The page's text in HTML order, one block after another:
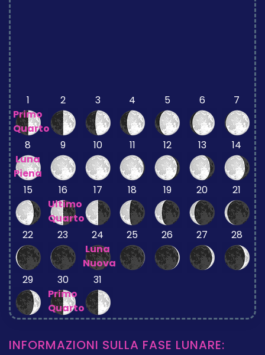
1
Primo
Quarto
2 3 4 5 6 7
8
Luna
Piena
9 10 11 12 13 14
15
16
Ultimo
Quarto
17 18 19 20 21
22 23
24
Luna
Nuova
25 26 27 28
29
30
Primo
Quarto
31
INFORMAZIONI SULLA FASE LUNARE: